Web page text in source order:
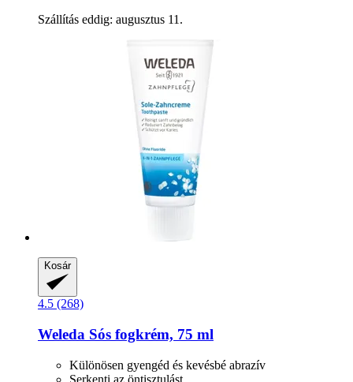
Szállítás eddig: augusztus 11.
Kosár
4.5 (268)
Weleda Sós fogkrém, 75 ml
Különösen gyengéd és kevésbé abrazív
Serkenti az öntisztulást